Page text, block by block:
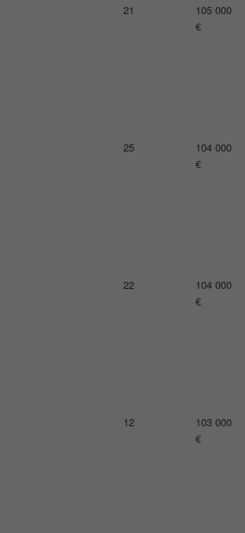
22
102 000
€
17
101 000
€
30
101 000
€
15
101 000
€